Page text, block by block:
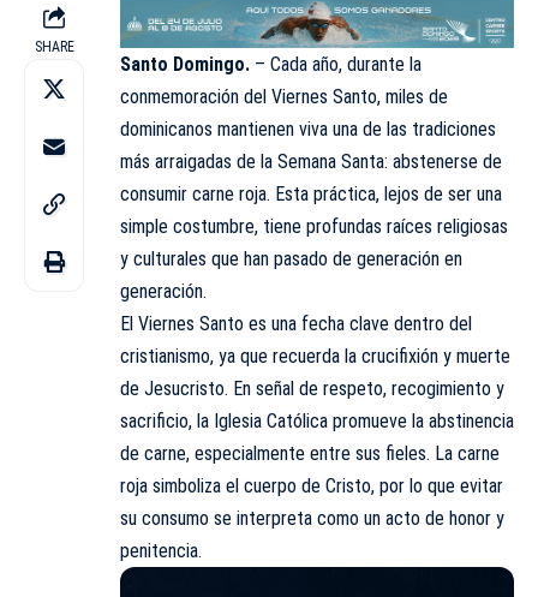
SHARE
Santo Domingo. – Cada año, durante la
conmemoración del Viernes Santo, miles de
dominicanos mantienen viva una de las tradiciones
más arraigadas de la Semana Santa: abstenerse de
consumir carne roja. Esta práctica, lejos de ser una
simple costumbre, tiene profundas raíces religiosas
y culturales que han pasado de generación en
generación.
El Viernes Santo es una fecha clave dentro del
cristianismo, ya que recuerda la crucifixión y muerte
de Jesucristo. En señal de respeto, recogimiento y
sacrificio, la Iglesia Católica promueve la abstinencia
de carne, especialmente entre sus fieles. La carne
roja simboliza el cuerpo de Cristo, por lo que evitar
su consumo se interpreta como un acto de honor y
penitencia.